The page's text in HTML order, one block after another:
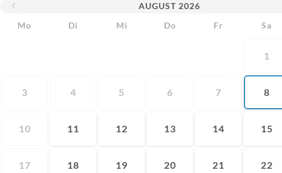
AUGUST 2026
Mo
Di Mi Do Fr Sa
1
3 4 5 6 7 8
10 11 12 13 14 15
17 18 19 20 21 22